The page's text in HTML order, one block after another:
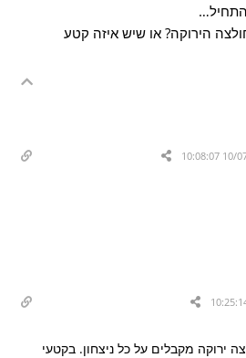
הירוקה? או שיש איזה קטע
ירוקה מקבלים על כל ניצחון. בקטעי